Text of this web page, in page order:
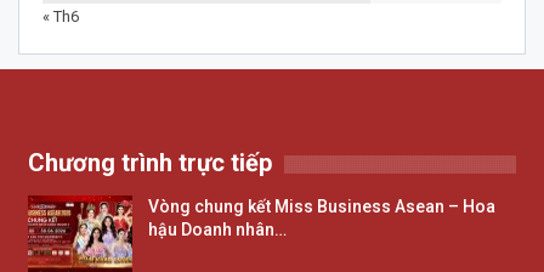
« Th6
Chương trình trực tiếp
Vòng chung kết Miss Business Asean – Hoa
hậu Doanh nhân…